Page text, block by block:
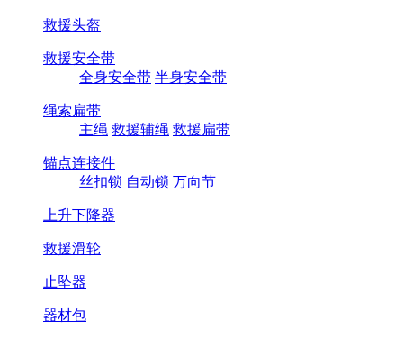
救援头盔
救援安全带
全身安全带 半身安全带
绳索扁带
主绳 救援辅绳 救援扁带
锚点连接件
丝扣锁 自动锁 万向节
上升下降器
救援滑轮
止坠器
器材包